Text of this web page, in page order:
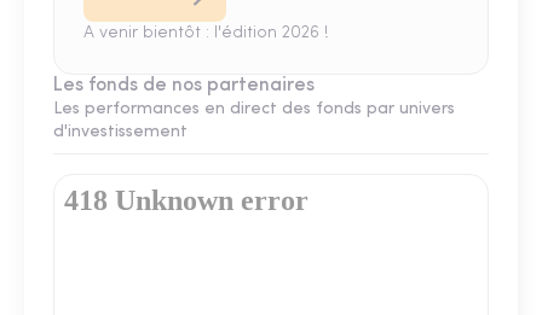
A venir bientôt : l'édition 2026 !
Les fonds de nos partenaires
Les performances en direct des fonds par univers
d'investissement